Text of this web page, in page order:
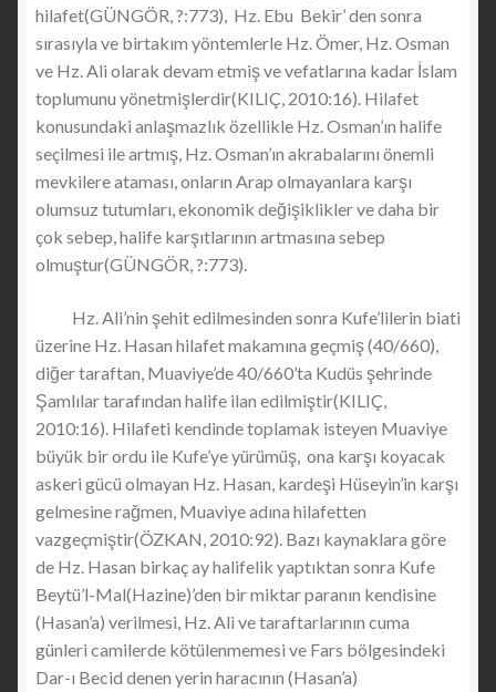
hilafet(GÜNGÖR, ?:773), Hz. Ebu Bekir’ den sonra
sırasıyla ve birtakım yöntemlerle Hz. Ömer, Hz. Osman
ve Hz. Ali olarak devam etmiş ve vefatlarına kadar İslam
toplumunu yönetmişlerdir(KILIÇ, 2010:16). Hilafet
konusundaki anlaşmazlık özellikle Hz. Osman’ın halife
seçilmesi ile artmış, Hz. Osman’ın akrabalarını önemli
mevkilere ataması, onların Arap olmayanlara karşı
olumsuz tutumları, ekonomik değişiklikler ve daha bir
çok sebep, halife karşıtlarının artmasına sebep
olmuştur(GÜNGÖR, ?:773).
Hz. Ali’nin şehit edilmesinden sonra Kufe’lilerin biati
üzerine Hz. Hasan hilafet makamına geçmiş (40/660),
diğer taraftan, Muaviye’de 40/660’ta Kudüs şehrinde
Şamlılar tarafından halife ilan edilmiştir(KILIÇ,
2010:16). Hilafeti kendinde toplamak isteyen Muaviye
büyük bir ordu ile Kufe’ye yürümüş, ona karşı koyacak
askeri gücü olmayan Hz. Hasan, kardeşi Hüseyin’in karşı
gelmesine rağmen, Muaviye adına hilafetten
vazgeçmiştir(ÖZKAN, 2010:92). Bazı kaynaklara göre
de Hz. Hasan birkaç ay halifelik yaptıktan sonra Kufe
Beytü’l-Mal(Hazine)’den bir miktar paranın kendisine
(Hasan’a) verilmesi, Hz. Ali ve taraftarlarının cuma
günleri camilerde kötülenmemesi ve Fars bölgesindeki
Dar-ı Becid denen yerin haracının (Hasan’a)